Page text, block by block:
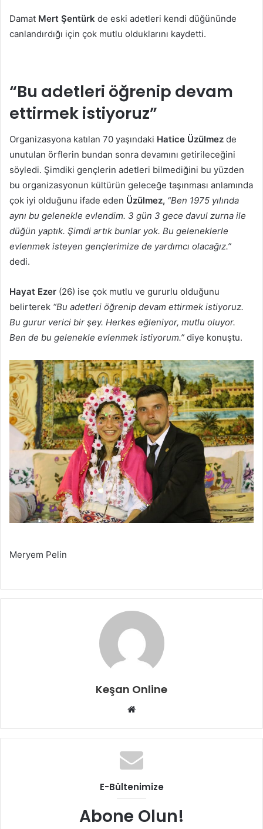
Damat Mert Şentürk de eski adetleri kendi düğününde
canlandırdığı için çok mutlu olduklarını kaydetti.
“Bu adetleri öğrenip devam
ettirmek istiyoruz”
Organizasyona katılan 70 yaşındaki Hatice Üzülmez de
unutulan örflerin bundan sonra devamını getirileceğini
söyledi. Şimdiki gençlerin adetleri bilmediğini bu yüzden
bu organizasyonun kültürün geleceğe taşınması anlamında
çok iyi olduğunu ifade eden Üzülmez, “Ben 1975 yılında
aynı bu gelenekle evlendim. 3 gün 3 gece davul zurna ile
düğün yaptık. Şimdi artık bunlar yok. Bu geleneklerle
evlenmek isteyen gençlerimize de yardımcı olacağız.”
dedi.
Hayat Ezer (26) ise çok mutlu ve gururlu olduğunu
belirterek “Bu adetleri öğrenip devam ettirmek istiyoruz.
Bu gurur verici bir şey. Herkes eğleniyor, mutlu oluyor.
Ben de bu gelenekle evlenmek istiyorum.” diye konuştu.
Meryem Pelin
Keşan Online
Web
E-Bültenimize
Abone Olun!